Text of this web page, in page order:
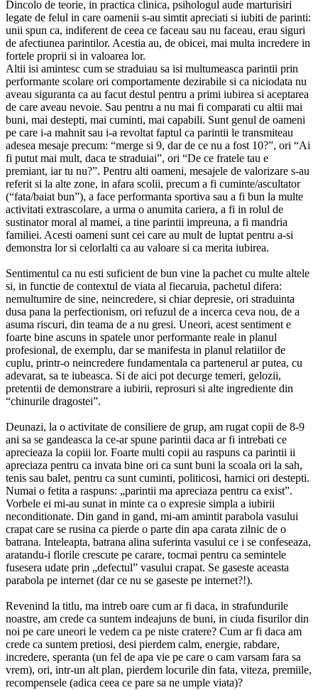
Dincolo de teorie, in practica clinica, psihologul aude marturisiri
legate de felul in care oamenii s-au simtit apreciati si iubiti de parinti:
unii spun ca, indiferent de ceea ce faceau sau nu faceau, erau siguri
de afectiunea parintilor. Acestia au, de obicei, mai multa incredere in
fortele proprii si in valoarea lor.
Altii isi amintesc cum se straduiau sa isi multumeasca parintii prin
performante scolare ori comportamente dezirabile si ca niciodata nu
aveau siguranta ca au facut destul pentru a primi iubirea si aceptarea
de care aveau nevoie. Sau pentru a nu mai fi comparati cu altii mai
buni, mai destepti, mai cuminti, mai capabili. Sunt genul de oameni
pe care i-a mahnit sau i-a revoltat faptul ca parintii le transmiteau
adesea mesaje precum: “merge si 9, dar de ce nu a fost 10?”, ori “Ai
fi putut mai mult, daca te straduiai”, ori “De ce fratele tau e
premiant, iar tu nu?”. Pentru alti oameni, mesajele de valorizare s-au
referit si la alte zone, in afara scolii, precum a fi cuminte/ascultator
(“fata/baiat bun”), a face performanta sportiva sau a fi bun la multe
activitati extrascolare, a urma o anumita cariera, a fi in rolul de
sustinator moral al mamei, a tine parintii impreuna, a fi mandria
familiei. Acesti oameni sunt cei care au mult de luptat pentru a-si
demonstra lor si celorlalti ca au valoare si ca merita iubirea.
Sentimentul ca nu esti suficient de bun vine la pachet cu multe altele
si, in functie de contextul de viata al fiecaruia, pachetul difera:
nemultumire de sine, neincredere, si chiar depresie, ori straduinta
dusa pana la perfectionism, ori refuzul de a incerca ceva nou, de a
asuma riscuri, din teama de a nu gresi. Uneori, acest sentiment e
foarte bine ascuns in spatele unor performante reale in planul
profesional, de exemplu, dar se manifesta in planul relatiilor de
cuplu, printr-o neincredere fundamentala ca partenerul ar putea, cu
adevarat, sa te iubeasca. Si de aici pot decurge temeri, gelozii,
pretentii de demonstrare a iubirii, reprosuri si alte ingrediente din
“chinurile dragostei”.
Deunazi, la o activitate de consiliere de grup, am rugat copii de 8-9
ani sa se gandeasca la ce-ar spune parintii daca ar fi intrebati ce
aprecieaza la copiii lor. Foarte multi copii au raspuns ca parintii ii
apreciaza pentru ca invata bine ori ca sunt buni la scoala ori la sah,
tenis sau balet, pentru ca sunt cuminti, politicosi, harnici ori destepti.
Numai o fetita a raspuns: „parintii ma apreciaza pentru ca exist”.
Vorbele ei mi-au sunat in minte ca o expresie simpla a iubirii
neconditionate. Din gand in gand, mi-am amintit parabola vasului
crapat care se rusina ca pierde o parte din apa carata zilnic de o
batrana. Inteleapta, batrana alina suferinta vasului ce i se confeseaza,
aratandu-i florile crescute pe carare, tocmai pentru ca semintele
fusesera udate prin „defectul” vasului crapat. Se gaseste aceasta
parabola pe internet (dar ce nu se gaseste pe internet?!).
Revenind la titlu, ma intreb oare cum ar fi daca, in strafundurile
noastre, am crede ca suntem indeajuns de buni, in ciuda fisurilor din
noi pe care uneori le vedem ca pe niste cratere? Cum ar fi daca am
crede ca suntem pretiosi, desi pierdem calm, energie, rabdare,
incredere, speranta (un fel de apa vie pe care o cam varsam fara sa
vrem), ori, intr-un alt plan, pierdem locurile din fata, viteza, premiile,
recompensele (adica ceea ce pare sa ne umple viata)?